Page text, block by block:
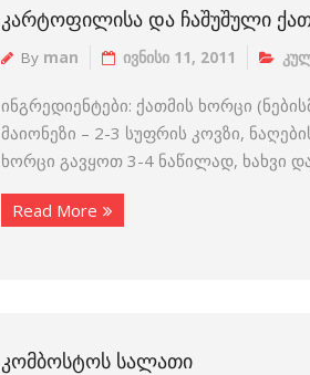
ᲙᲐᲠᲢᲝᲤᲘᲚᲘᲡᲐ ᲓᲐ ᲩᲐᲨᲣᲨᲣᲚᲘ
By man ივნისი 11, 2011
ინგრედიენტები: ქათმის ხორცი
მაიონეზი – 2-3 სუფრის კოვზი,
ხორცი გავყოთ 3-4 ნაწილად, ხახვი
Read More
ᲙᲝᲛᲑᲝᲡᲢᲝᲡ ᲡᲐᲚᲐᲗᲘ